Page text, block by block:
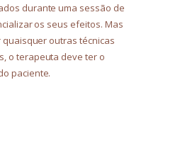
durante uma sessão de
os seus efeitos. Mas
outras técnicas
o terapeuta deve ter o
paciente.